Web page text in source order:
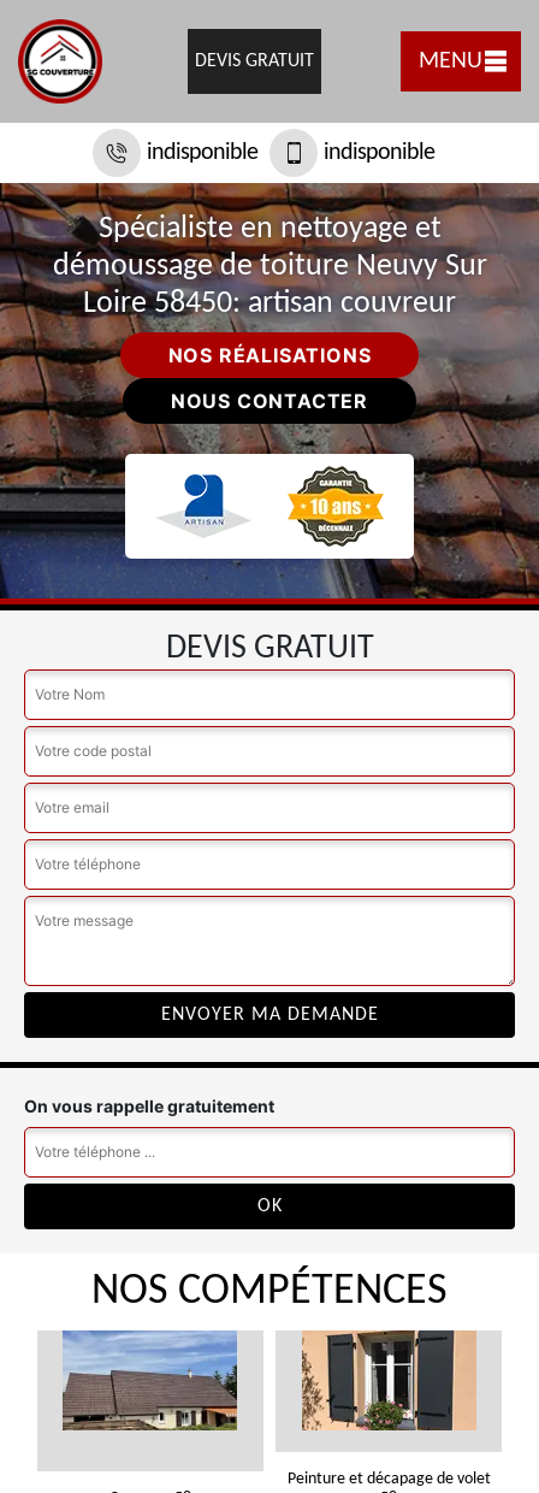
DEVIS GRATUIT MENU
indisponible indisponible
Spécialiste en nettoyage et
démoussage de toiture Neuvy Sur
Loire 58450: artisan couvreur
NOS RÉALISATIONS
NOUS CONTACTER
DEVIS GRATUIT
On vous rappelle gratuitement
NOS COMPÉTENCES
Peinture et décapage de volet